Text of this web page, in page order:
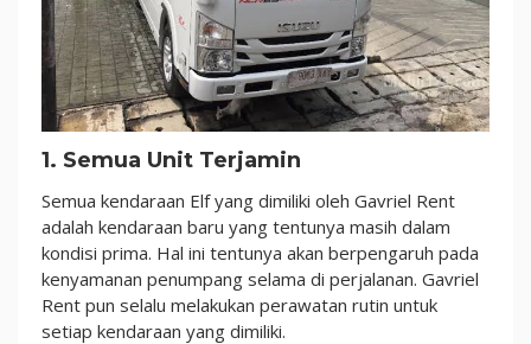
1. Semua Unit Terjamin
Semua kendaraan Elf yang dimiliki oleh Gavriel Rent
adalah kendaraan baru yang tentunya masih dalam
kondisi prima. Hal ini tentunya akan berpengaruh pada
kenyamanan penumpang selama di perjalanan. Gavriel
Rent pun selalu melakukan perawatan rutin untuk
setiap kendaraan yang dimiliki.